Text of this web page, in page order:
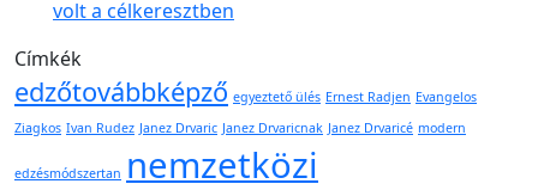
volt a célkeresztben
Címkék
edzőtovábbképző egyeztető ülés Ernest Radjen Evangelos
Ziagkos Ivan Rudez Janez Drvaric Janez Drvaricnak Janez Drvaricé modern
edzésmódszertan nemzetközi